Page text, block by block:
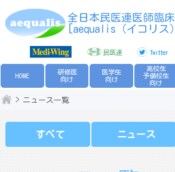
to
全日本民医連医師臨
[aequalis（イコリス
民医連 Twitter
HOME
研修医
向け
医学生
向け
高校生
予備校生
向け
ニュース一覧
すべて ニュース